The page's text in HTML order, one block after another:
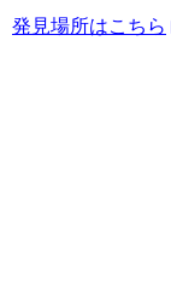
発見場所はこちら